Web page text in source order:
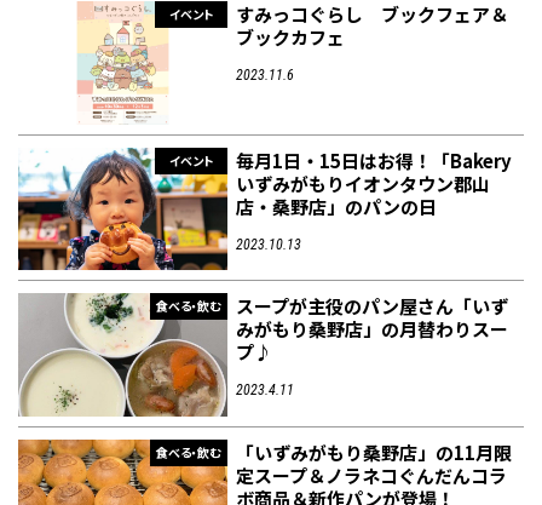
お酒
和食
メ
デート・友達と
温泉
レジャー・スポー 非日常 イベントレポート
美容アイテム
フィットネス・や
せたい
鍼灸・整体・リラ
クゼーション
スポーツ・アウト
ドア
インテリア 食品・酒 生活を彩るモノ
保険
趣味・スキルアッ
プ
保育園・こども園 子どもの習い事・
塾
リフォーム・リノ
ベーション
イベント
すみっコぐらし ブックフェア＆
ブックカフェ
2023.11.6
イベント
毎月1日・15日はお得！「Bakery
いずみがもりイオンタウン郡山
店・桑野店」のパンの日
2023.10.13
食べる・飲む
スープが主役のパン屋さん「いず
みがもり桑野店」の月替わりスー
プ♪
2023.4.11
食べる・飲む
「いずみがもり桑野店」の11月限
定スープ＆ノラネコぐんだんコラ
ボ商品＆新作パンが登場！